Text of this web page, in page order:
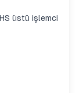
üstü işlemci